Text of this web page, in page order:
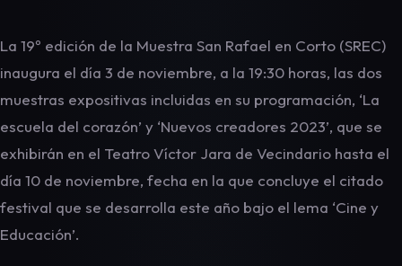
La 19º edición de la Muestra San Rafael en Corto (SREC)
inaugura el día 3 de noviembre, a la 19:30 horas, las dos
muestras expositivas incluidas en su programación, ‘La
escuela del corazón’ y ‘Nuevos creadores 2023’, que se
exhibirán en el Teatro Víctor Jara de Vecindario hasta el
día 10 de noviembre, fecha en la que concluye el citado
festival que se desarrolla este año bajo el lema ‘Cine y
Educación’.